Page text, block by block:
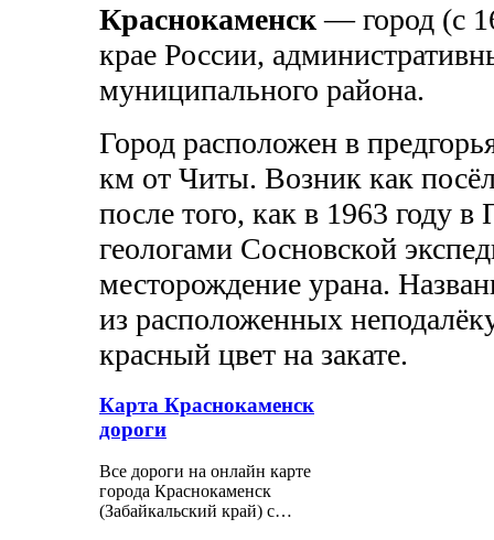
Краснокаменск — город (с
крае России,
муниципального района.
Город расположен в
км от Читы. Возник как
после того, как в 1963 году в
геологами Сосновской
месторождение урана.
из расположенных
красный цвет на закате.
Карта Краснокаменск
дороги
Все дороги на онлайн карте
города Краснокаменск
(Забайкальский край) с…